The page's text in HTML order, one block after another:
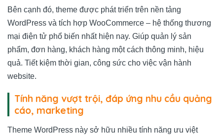
Bên cạnh đó, theme được phát triển trên nền tảng
WordPress và tích hợp WooCommerce – hệ thống thương
mại điện tử phổ biến nhất hiện nay. Giúp quản lý sản
phẩm, đơn hàng, khách hàng một cách thông minh, hiệu
quả. Tiết kiệm thời gian, công sức cho việc vận hành
website.
Tính năng vượt trội, đáp ứng nhu cầu quảng
cáo, marketing
Theme WordPress này sở hữu nhiều tính năng ưu việt